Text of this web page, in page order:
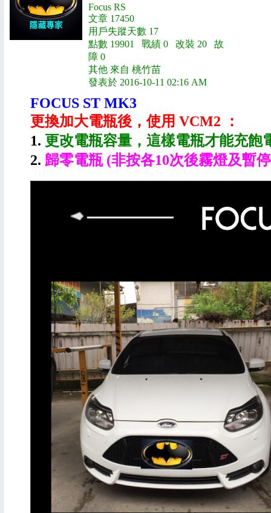
Focus RS
文章 17450
用戶失蹤天數 17
點數 19901 戰績 0 改裝 20 故
障 0
其他 來自 桃竹苗
發表於 2016-10-11 02:16 AM
FOCUS ST MK3
更換加大電瓶後，使用 VCM2 ：
1. 更改電瓶容量，這樣電瓶才能充飽
2. 歸零電瓶 (非按各10次後霧燈及暫